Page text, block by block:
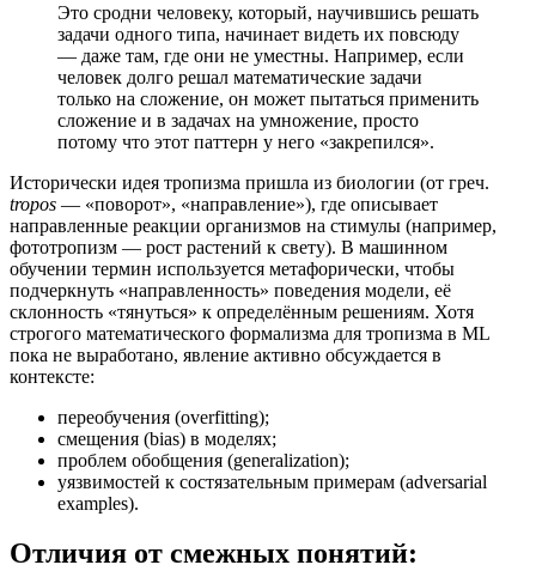
Это сродни человеку, который, научившись решать
задачи одного типа, начинает видеть их повсюду
— даже там, где они не уместны. Например, если
человек долго решал математические задачи
только на сложение, он может пытаться применить
сложение и в задачах на умножение, просто
потому что этот паттерн у него «закрепился».
Исторически идея тропизма пришла из биологии (от греч.
tropos — «поворот», «направление»), где описывает
направленные реакции организмов на стимулы (например,
фототропизм — рост растений к свету). В машинном
обучении термин используется метафорически, чтобы
подчеркнуть «направленность» поведения модели, её
склонность «тянуться» к определённым решениям. Хотя
строгого математического формализма для тропизма в ML
пока не выработано, явление активно обсуждается в
контексте:
переобучения (overfitting);
смещения (bias) в моделях;
проблем обобщения (generalization);
уязвимостей к состязательным примерам (adversarial
examples).
Отличия от смежных понятий: